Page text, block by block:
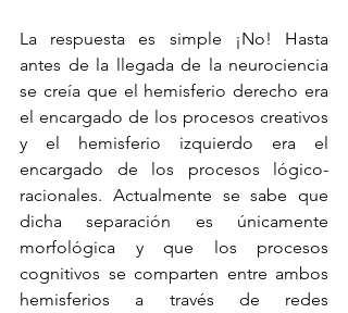
La respuesta es simple ¡No! Hasta
antes de la llegada de la neurociencia
se creía que el hemisferio derecho era
el encargado de los procesos creativos
y el hemisferio izquierdo era el
encargado de los procesos lógico-
racionales. Actualmente se sabe que
dicha separación es únicamente
morfológica y que los procesos
cognitivos se comparten entre ambos
hemisferios a través de redes